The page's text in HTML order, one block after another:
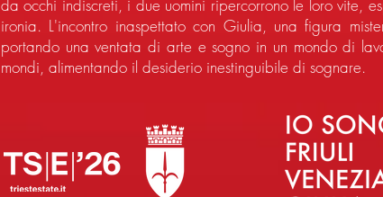
da occhi indiscreti, i due uomini ripercorrono le loro vite,
ironia. L'incontro inaspettato con Giulia, una figura
portando una ventata di arte e sogno in un mondo di
mondi, alimentando il desiderio inestinguibile di sognare.